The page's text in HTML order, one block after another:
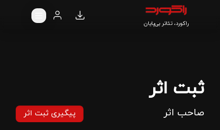
راکورد، تئاتر بی‌پایان
ثبت اثر
صاحب اثر پیگیری ثبت اثر